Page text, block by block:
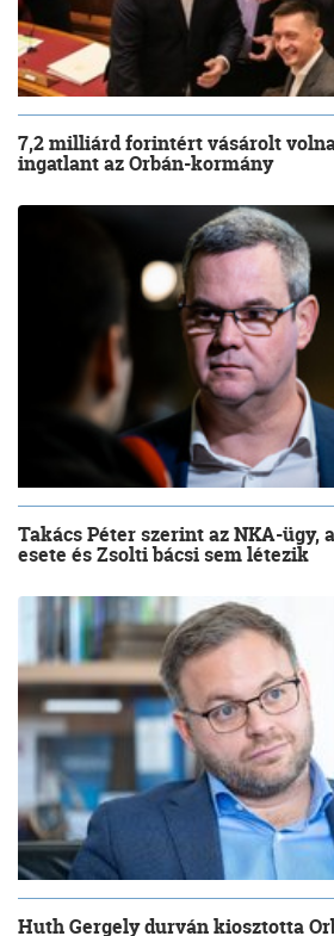
7,2 milliárd forintért vásárolt
ingatlant az Orbán-kormány
Takács Péter szerint az NKA-ügy,
esete és Zsolti bácsi sem létezik
Huth Gergely durván kiosztotta